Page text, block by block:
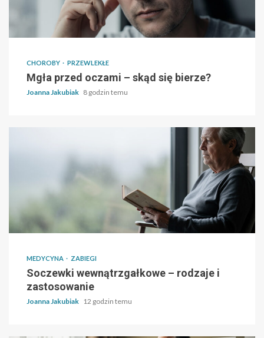
CHOROBY PRZEWLEKŁE
Mgła przed oczami – skąd się bierze?
Joanna Jakubiak 8 godzin temu
MEDYCYNA ZABIEGI
Soczewki wewnątrzgałkowe – rodzaje i
zastosowanie
Joanna Jakubiak 12 godzin temu